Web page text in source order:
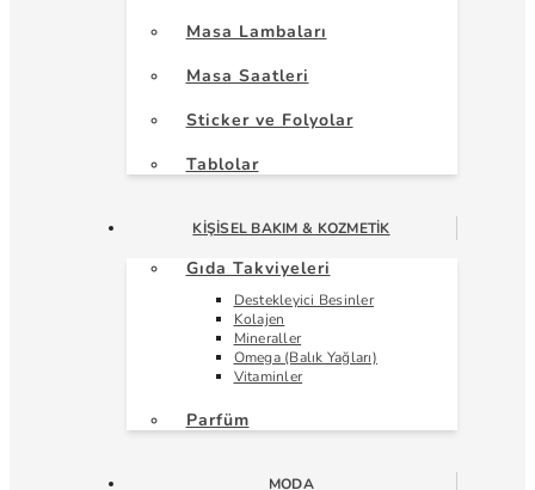
Masa Lambaları
Masa Saatleri
Sticker ve Folyolar
Tablolar
KIŞISEL BAKIM & KOZMETIK
Gıda Takviyeleri
Destekleyici Besinler
Kolajen
Mineraller
Omega (Balık Yağları)
Vitaminler
Parfüm
MODA